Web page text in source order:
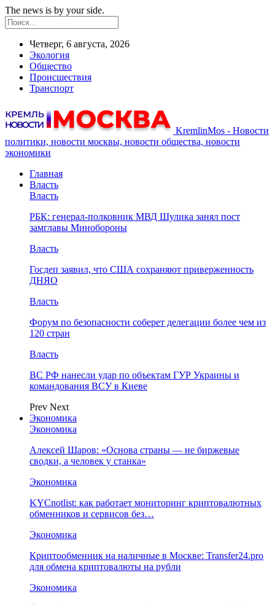
The news is by your side.
Четверг, 6 августа, 2026
Экология
Общество
Происшествия
Транспорт
KremlinMos - Новости
политики, новости москвы, новости общества, новости
экономики
Главная
Власть
Власть
РБК: генерал-полковник МВД Шулика занял пост
замглавы Минобороны
Власть
Госдеп заявил, что США сохраняют приверженность
ДНЯО
Власть
Форум по безопасности соберет делегации более чем из
120 стран
Власть
ВС РФ нанесли удар по объектам ГУР Украины и
командования ВСУ в Киеве
Prev Next
Экономика
Экономика
Алексей Шаров: «Основа страны — не биржевые
сводки, а человек у станка»
Экономика
KYCnotlist: как работает мониторинг криптовалютных
обменников и сервисов без…
Экономика
Криптообменник на наличные в Москве: Transfer24.pro
для обмена криптовалюты на рубли
Экономика